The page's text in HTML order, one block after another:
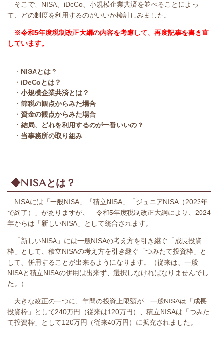
そこで、NISA、iDeCo、小規模企業共済を並べることによっ
て、どの制度を利用するのがいいか検討しみました。
※令和5年度税制改正大綱の内容を考慮して、再度記事を書き直
しています。
・NISAとは？
・iDeCoとは？
・小規模企業共済とは？
・節税の観点からみた場合
・資金の観点からみた場合
・結局、どれを利用するのが一番いいの？
・当事務所の取り組み
◆NISAとは？
NISAには「一般NISA」「積立NISA」「ジュニアNISA（2023年
で終了）」がありますが、 令和5年度税制改正大綱により、2024
年からは「新しいNISA」として統合されます。
「新しいNISA」には一般NISAの考え方を引き継ぐ「成長投資
枠」として、積立NISAの考え方を引き継ぐ「つみたて投資枠」と
して、併用することが出来るようになります。（従来は、一般
NISAと積立NISAの併用は出来ず、選択しなければなりませんでし
た。）
大きな改正の一つに、 年間の投資上限額が、 一般NISAは「成長
投資枠」として240万円（従来は120万円）、積立NISAは「つみた
て投資枠」として120万円（従来40万円）に拡充されました。